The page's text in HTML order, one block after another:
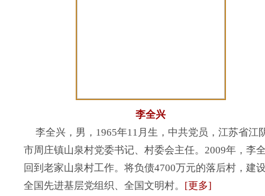
李全兴
李全兴，男，1965年11月生，中共党员，江苏省江
市周庄镇山泉村党委书记、村委会主任。2009年，李
回到老家山泉村工作。将负债4700万元的落后村，建
全国先进基层党组织、全国文明村。 [更多]